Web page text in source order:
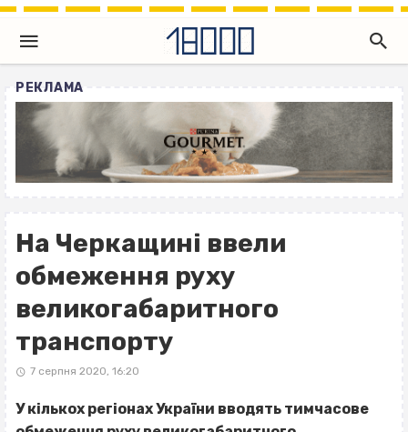
РЕКЛАМА
На Черкащині ввели
обмеження руху
великогабаритного
транспорту
7 серпня 2020, 16:20
У кількох регіонах України вводять тимчасове